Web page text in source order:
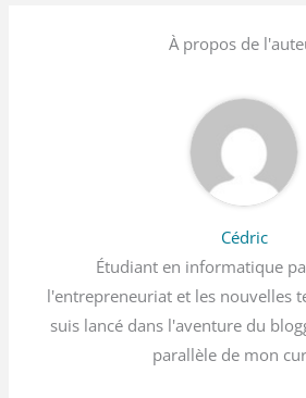
À propos de
Cédric
Étudiant en informatique
l'entrepreneuriat et les nouvelles
suis lancé dans l'aventure du
parallèle de mon